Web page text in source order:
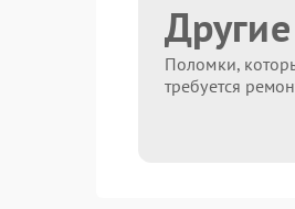
Поломки,
требуется